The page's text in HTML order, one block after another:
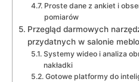
Proste dane z ankiet i
pomiarów
Przegląd darmowych
przydatnych w salonie
Systemy wideo i analiza
nakładki
Gotowe platformy do